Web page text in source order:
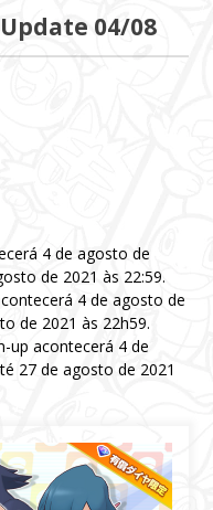
04/08
4 de agosto de
de 2021 às 22:59.
4 de agosto de
de 2021 às 22h59.
up acontecerá 4 de
27 de agosto de 2021